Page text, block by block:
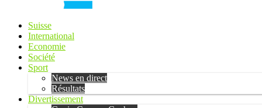
Suisse
International
Economie
Société
Sport
News en direct
Résultats
Divertissement